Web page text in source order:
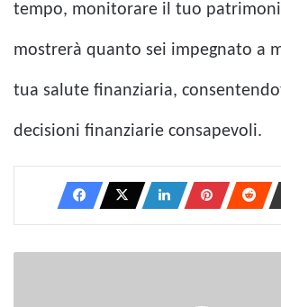
tempo, monitorare il tuo
mostrerà quanto sei impegnato a
tua salute finanziaria,
decisioni finanziarie consapevoli.